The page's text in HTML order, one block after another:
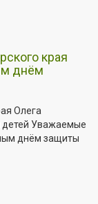
края
днём
Олега
Уважаемые
днём защиты